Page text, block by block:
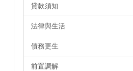
貸款須知
法律與生活
債務更生
前置調解